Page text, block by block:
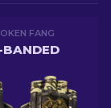
FANG